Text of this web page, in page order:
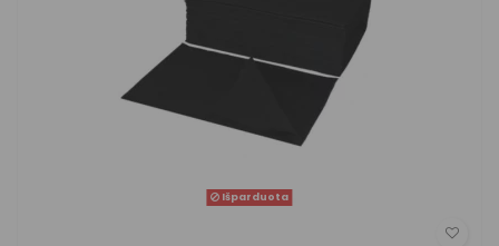
Išparduota